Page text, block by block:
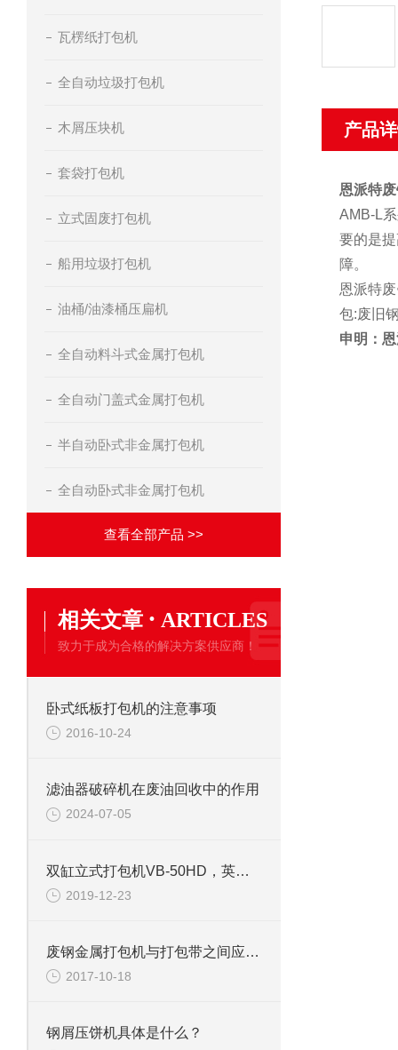
瓦楞纸打包机
全自动垃圾打包机
木屑压块机
套袋打包机
立式固废打包机
船用垃圾打包机
油桶/油漆桶压扁机
全自动料斗式金属打包机
全自动门盖式金属打包机
半自动卧式非金属打包机
全自动卧式非金属打包机
查看全部产品 >>
相关文章 · ARTICLES
致力于成为合格的解决方案供应商！
卧式纸板打包机的注意事项
2016-10-24
滤油器破碎机在废油回收中的作用
2024-07-05
双缸立式打包机VB-50HD，英国DHL总公司
2019-12-23
废钢金属打包机与打包带之间应注意调整
2017-10-18
钢屑压饼机具体是什么？
产品
恩派特
AMB-L
要的是
障。
恩派特
包:废旧
申明：